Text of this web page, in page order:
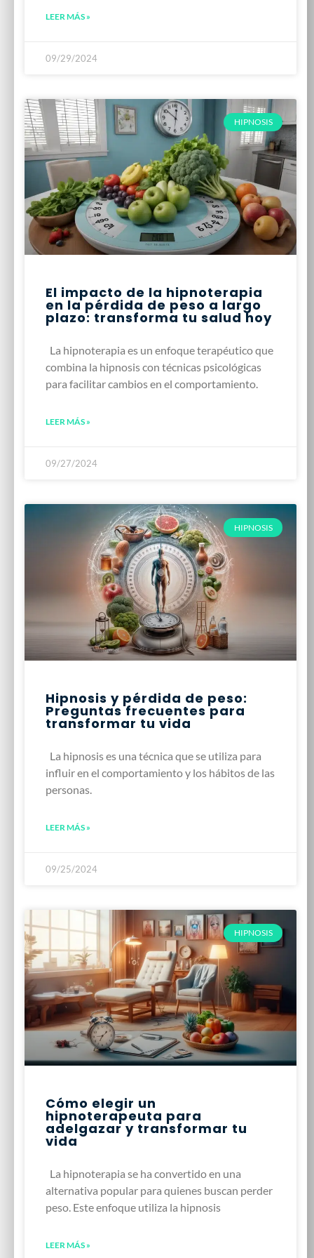
LEER MÁS »
09/29/2024
HIPNOSIS
El impacto de la hipnoterapia
en la pérdida de peso a largo
plazo: transforma tu salud hoy
La hipnoterapia es un enfoque terapéutico que
combina la hipnosis con técnicas psicológicas
para facilitar cambios en el comportamiento.
LEER MÁS »
09/27/2024
HIPNOSIS
Hipnosis y pérdida de peso:
Preguntas frecuentes para
transformar tu vida
La hipnosis es una técnica que se utiliza para
influir en el comportamiento y los hábitos de las
personas.
LEER MÁS »
09/25/2024
HIPNOSIS
Cómo elegir un
hipnoterapeuta para
adelgazar y transformar tu
vida
La hipnoterapia se ha convertido en una
alternativa popular para quienes buscan perder
peso. Este enfoque utiliza la hipnosis
LEER MÁS »